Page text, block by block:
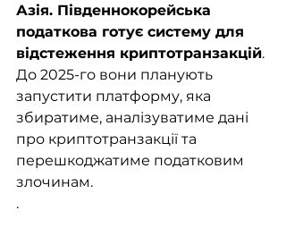
Азія. Південнокорейська
податкова готує систему для
відстеження криптотранзакцій.
До 2025-го вони планують
запустити платформу, яка
збиратиме, аналізуватиме дані
про криптотранзакції та
перешкоджатиме податковим
злочинам.
.